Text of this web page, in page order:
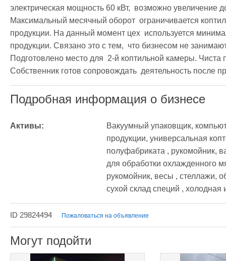
электрическая мощность 60 кВт,  возможно увеличение
Максимальный месячный оборот  ограничивается
продукции. На данный момент цех  используется
продукции. Связано это с тем,  что бизнесом не
Подготовлено место для  2-й коптильной камеры. Чиста
Собственник готов сопровождать  деятельность после
Подробная информация о бизнесе
Активы:
Вакуумный упаковщик,
продукции, универсальная
полуфабриката , рукомойник,
для обработки охлажденного
рукомойник, весы , стеллажи,
сухой склад специй , холодная
ID 29824494 Пожаловаться на объявление
Могут подойти